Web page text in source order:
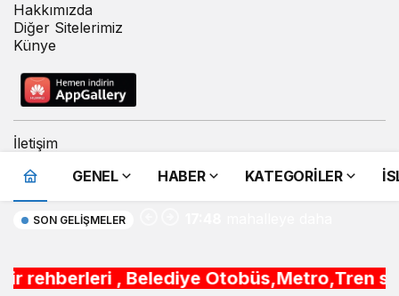
Hakkımızda
Diğer Sitelerimiz
Künye
İletişim
GENEL
HABER KATEGORİLER
SON GELIŞMELER
Sakarya’da 3
, Belediye Otobüs,Metro,Tren